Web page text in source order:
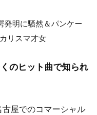
発明に騒然＆パンケー
リスマ才女
のヒット曲で知られ
屋でのコマーシャル